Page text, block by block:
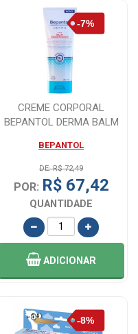
CREME CORPORAL
BEPANTOL DERMA BALM
BEPANTOL
DE: R$ 72,49
POR: R$ 67,42
QUANTIDADE
ADICIONAR